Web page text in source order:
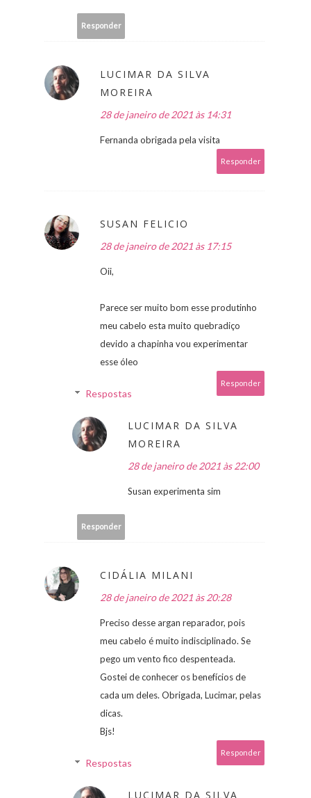
Responder
LUCIMAR DA SILVA
MOREIRA
28 de janeiro de 2021 às 14:31
Fernanda obrigada pela visita
Responder
SUSAN FELICIO
28 de janeiro de 2021 às 17:15
Oii,
Parece ser muito bom esse produtinho
meu cabelo esta muito quebradiço
devido a chapinha vou experimentar
esse óleo
Responder
Respostas
LUCIMAR DA SILVA
MOREIRA
28 de janeiro de 2021 às 22:00
Susan experimenta sim
Responder
CIDÁLIA MILANI
28 de janeiro de 2021 às 20:28
Preciso desse argan reparador, pois
meu cabelo é muito indisciplinado. Se
pego um vento fico despenteada.
Gostei de conhecer os benefícios de
cada um deles. Obrigada, Lucimar, pelas
dicas.
Bjs!
Responder
Respostas
LUCIMAR DA SILVA